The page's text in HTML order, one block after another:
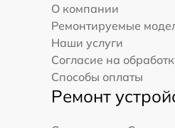
О компании
Ремонтируемые
Наши услуги
Согласие на
Способы оплаты
Ремонт